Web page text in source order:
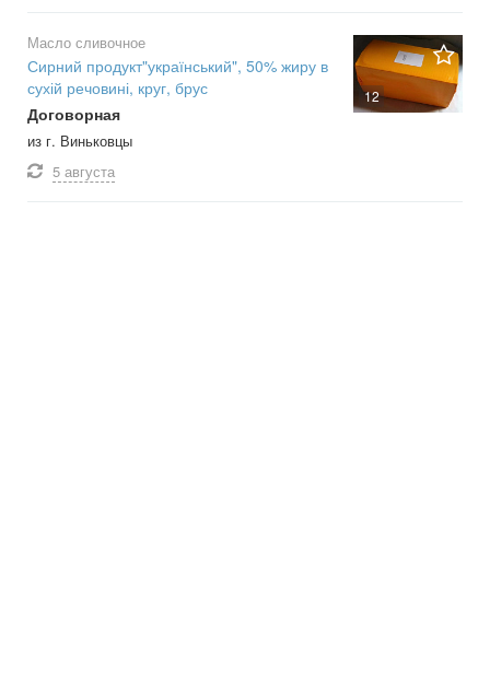
12
Масло сливочное
Сирний продукт"український", 50% жиру в
сухій речовині, круг, брус
Договорная
из г. Виньковцы
5 августа